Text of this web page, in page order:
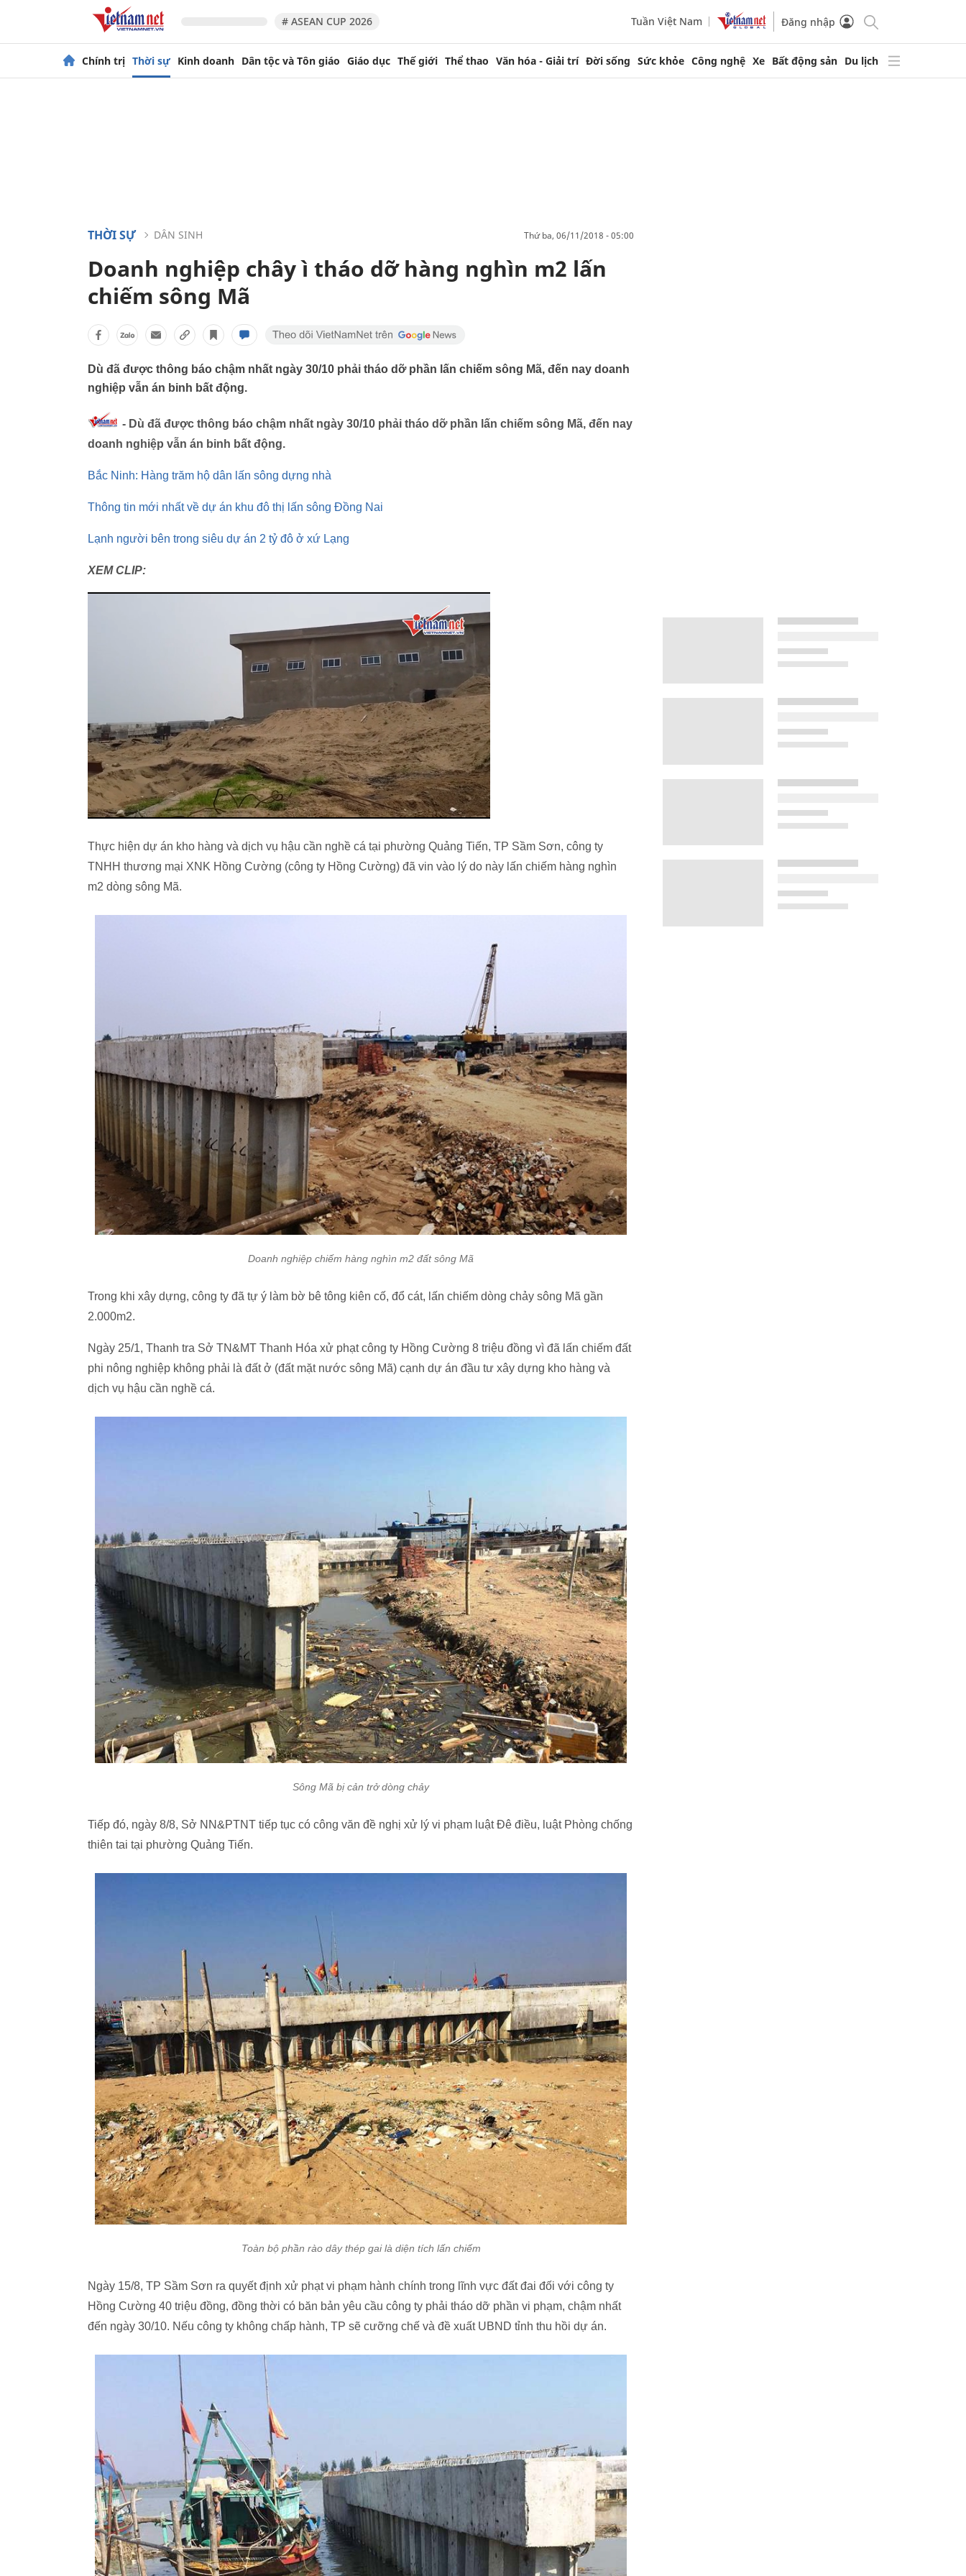
# ASEAN CUP 2026 Tuần Việt Nam Đăng nhập
Chính trị Thời sự Kinh doanh Dân tộc và Tôn giáo Giáo dục Thế giới Thể thao Văn hóa - Giải trí Đời sống Sức khỏe Công nghệ Xe Bất động sản Du lịch
THỜI SỰ DÂN SINH thứ ba, 06/11/2018 - 05:00
Doanh nghiệp chây ì tháo dỡ hàng nghìn m2 lấn
chiếm sông Mã
Dù đã được thông báo chậm nhất ngày 30/10 phải tháo dỡ phần lấn chiếm sông Mã, đến nay doanh
nghiệp vẫn án binh bất động.
- Dù đã được thông báo chậm nhất ngày 30/10 phải tháo dỡ phần lấn chiếm sông Mã, đến nay
doanh nghiệp vẫn án binh bất động.
Bắc Ninh: Hàng trăm hộ dân lấn sông dựng nhà
Thông tin mới nhất về dự án khu đô thị lấn sông Đồng Nai
Lạnh người bên trong siêu dự án 2 tỷ đô ở xứ Lạng
XEM CLIP:
Thực hiện dự án kho hàng và dịch vụ hậu cần nghề cá tại phường Quảng Tiến, TP Sầm Sơn, công ty
TNHH thương mại XNK Hồng Cường (công ty Hồng Cường) đã vin vào lý do này lấn chiếm hàng nghìn
m2 dòng sông Mã.
Doanh nghiệp chiếm hàng nghìn m2 đất sông Mã
Trong khi xây dựng, công ty đã tự ý làm bờ bê tông kiên cố, đổ cát, lấn chiếm dòng chảy sông Mã gần
2.000m2.
Ngày 25/1, Thanh tra Sở TN&MT Thanh Hóa xử phạt công ty Hồng Cường 8 triệu đồng vì đã lấn chiếm đất
phi nông nghiệp không phải là đất ở (đất mặt nước sông Mã) cạnh dự án đầu tư xây dựng kho hàng và
dịch vụ hậu cần nghề cá.
Sông Mã bị cản trở dòng chảy
Tiếp đó, ngày 8/8, Sở NN&PTNT tiếp tục có công văn đề nghị xử lý vi phạm luật Đê điều, luật Phòng chống
thiên tai tại phường Quảng Tiến.
Toàn bộ phần rào dây thép gai là diện tích lấn chiếm
Ngày 15/8, TP Sầm Sơn ra quyết định xử phạt vi phạm hành chính trong lĩnh vực đất đai đối với công ty
Hồng Cường 40 triệu đồng, đồng thời có băn bản yêu cầu công ty phải tháo dỡ phần vi phạm, chậm nhất
đến ngày 30/10. Nếu công ty không chấp hành, TP sẽ cưỡng chế và đề xuất UBND tỉnh thu hồi dự án.